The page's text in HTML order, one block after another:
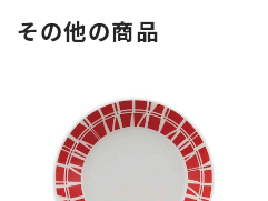
その他の商品